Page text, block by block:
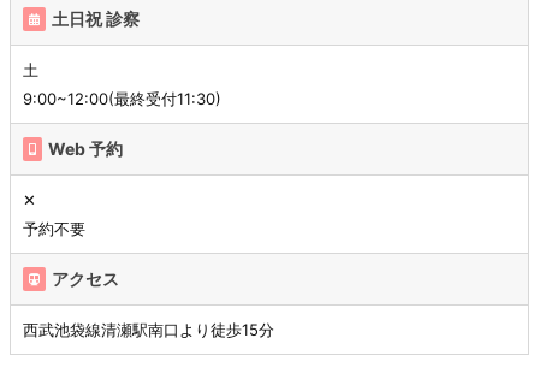
土日祝 診察
土
9:00~12:00(最終受付11:30)
Web 予約
✕
予約不要
アクセス
西武池袋線清瀬駅南口より徒歩15分